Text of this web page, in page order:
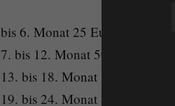
bis 6. Monat 25 Euro
7. bis 12. Monat 50 Euro
13. bis 18. Monat 100 Euro
19. bis 24. Monat 200 Euro